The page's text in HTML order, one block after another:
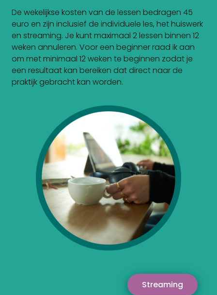
De wekelijkse kosten van de lessen bedragen 45
euro en zijn inclusief de individuele les, het huiswerk
en streaming. Je kunt maximaal 2 lessen binnen 12
weken annuleren. Voor een beginner raad ik aan
om met minimaal 12 weken te beginnen zodat je
een resultaat kan bereiken dat direct naar de
praktijk gebracht kan worden.
Streaming